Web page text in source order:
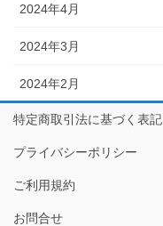
2024年4月
2024年3月
2024年2月
特定商取引法に基づく表記
プライバシーポリシー
ご利用規約
お問合せ